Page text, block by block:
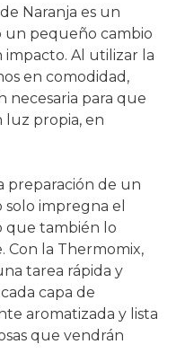
Naranja es un
pequeño cambio
Al utilizar la
en comodidad,
necesaria para que
luz propia, en
preparación de un
impregna el
que también lo
Con la Thermomix,
tarea rápida y
capa de
aromatizada y lista
que vendrán